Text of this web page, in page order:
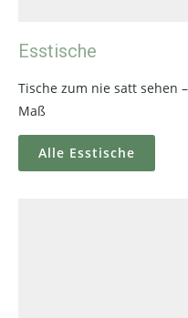
Esstische
Tische zum nie satt sehen
Maß
Alle Esstische